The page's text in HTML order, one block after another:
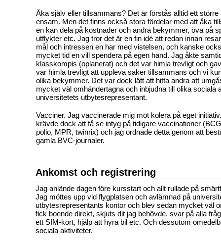
Åka själv eller tillsammans? Det är förstås alltid ett
ensam. Men det finns också stora fördelar med att åka
en kan dela på kostnader och andra bekymmer, öva på
utflykter etc. Jag tror det är en fin idé att redan innan
mål och intressen en har med vistelsen, och kanske
mycket tid en vill spendera på egen hand. Jag åkte
klasskompis (oplanerat) och det var himla trevligt och
var himla trevligt att uppleva saker tillsammans och vi
olika bekymmer. Det var dock lätt att hitta andra att
mycket väl omhändertagna och inbjudna till olika sociala
universitetets utbytesrepresentant.
Vacciner. Jag vaccinerade mig mot kolera på eget
krävde dock att få se intyg på tidigare vaccinationer
polio, MPR, twinrix) och jag ordnade detta genom att
gamla BVC-journaler.
Ankomst och registrering
Jag anlände dagen före kursstart och allt rullade på
Jag möttes upp vid flygplatsen och avlämnad på
utbytesrepresentants kontor och blev sedan mycket väl
fick boende direkt, skjuts dit jag behövde, svar på alla
ett SIM-kort, hjälp att hyra bil etc. Och dessutom
sociala aktiviteter.